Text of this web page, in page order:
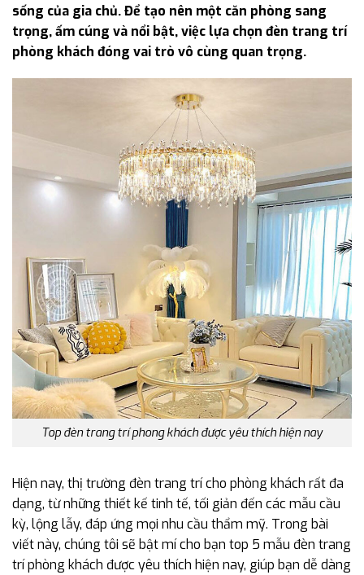
sống của gia chủ. Để tạo nên một căn phòng sang
trọng, ấm cúng và nổi bật, việc lựa chọn đèn trang trí
phòng khách đóng vai trò vô cùng quan trọng.
Top đèn trang trí phong khách được yêu thích hiện nay
Hiện nay, thị trường đèn trang trí cho phòng khách rất đa
dạng, từ những thiết kế tinh tế, tối giản đến các mẫu cầu
kỳ, lộng lẫy, đáp ứng mọi nhu cầu thẩm mỹ. Trong bài
viết này, chúng tôi sẽ bật mí cho bạn top 5 mẫu đèn trang
trí phòng khách được yêu thích hiện nay, giúp bạn dễ dàng